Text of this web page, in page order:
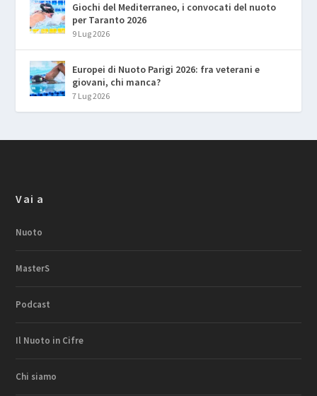
Giochi del Mediterraneo, i convocati del nuoto
per Taranto 2026
9 Lug 2026
Europei di Nuoto Parigi 2026: fra veterani e
giovani, chi manca?
7 Lug 2026
Vai a
Nuoto
MasterS
Podcast
Il Nuoto in Cifre
Chi siamo